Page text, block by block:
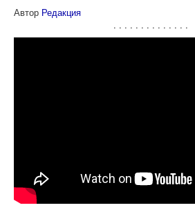
Автор Редакция
. . . . . . . . . . . . . .